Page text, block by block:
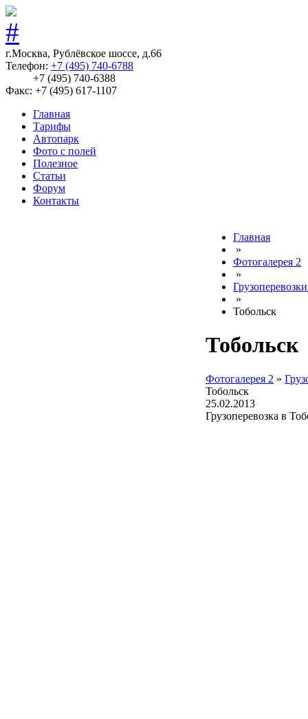
г.Москва, Рублёвское шоссе, д.66
Телефон: +7 (495) 740-6788
+7 (495) 740-6388
Факс: +7 (495) 617-1107
Главная
Тарифы
Автопарк
Фото с полей
Полезное
Статьи
Форум
Контакты
Главная
»
Фотогалерея 2
»
»
Тобольск
Тобольск
Фотогалерея 2 »
Тобольск
25.02.2013
Грузоперевозка в